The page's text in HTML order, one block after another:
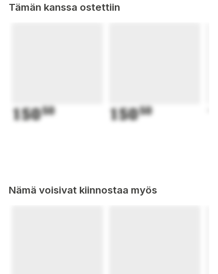
Tämän kanssa ostettiin
15050 15050
Nämä voisivat kiinnostaa myös